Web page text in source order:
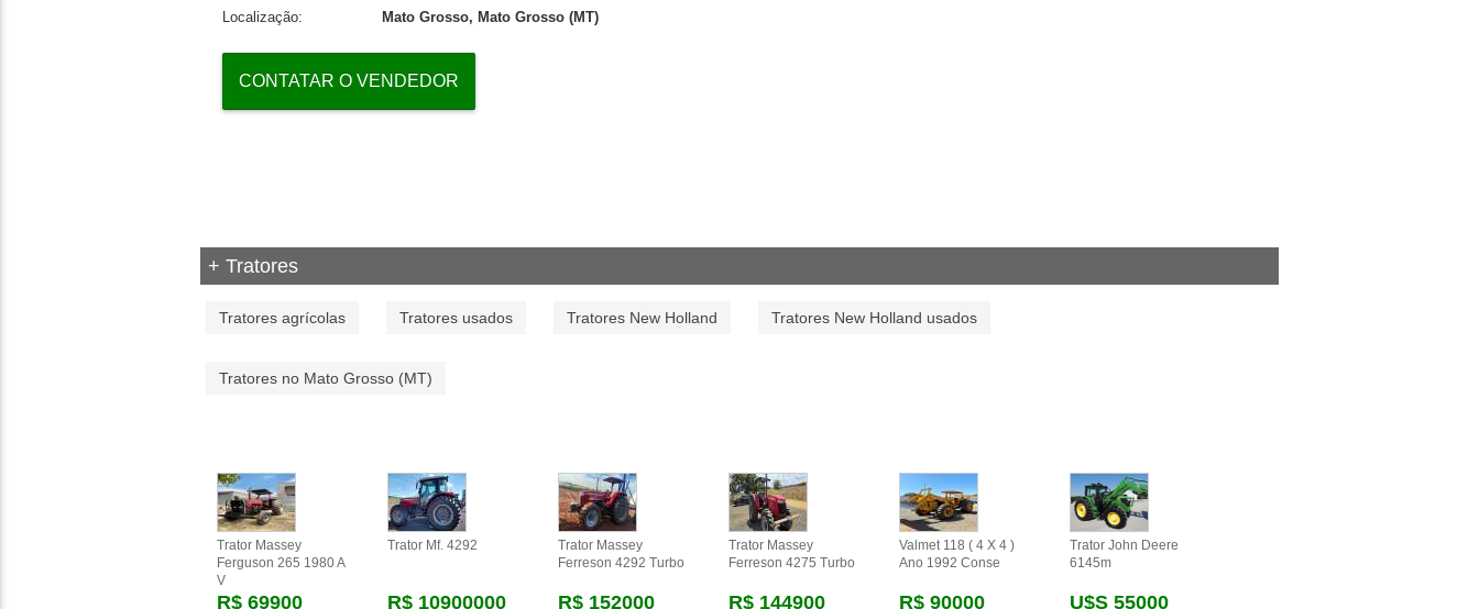
Localização:
Mato Grosso, Mato Grosso (MT)
CONTATAR O VENDEDOR
+ Tratores
Tratores agrícolas Tratores usados Tratores New Holland Tratores New Holland usados
Tratores no Mato Grosso (MT)
Trator Massey
Ferguson 265 1980 A
V
R$ 69900
Trator Mf. 4292
R$ 10900000
Trator Massey
Ferreson 4292 Turbo
R$ 152000
Trator Massey
Ferreson 4275 Turbo
R$ 144900
Valmet 118 ( 4 X 4 )
Ano 1992 Conse
R$ 90000
Trator John Deere
6145m
U$s 55000